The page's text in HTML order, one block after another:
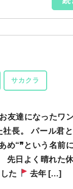
サカクラ
お友達になったワ
社長。 パール君
め“❞という名前
先日よく晴れた
た
去年 […]